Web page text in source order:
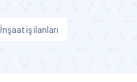
İnşaat iş ilanları